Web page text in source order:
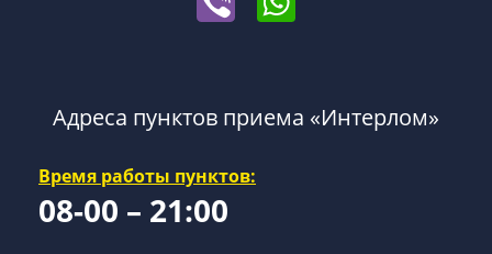
Адреса пунктов приема «Интерлом»
Время работы пунктов:
08-00 – 21:00